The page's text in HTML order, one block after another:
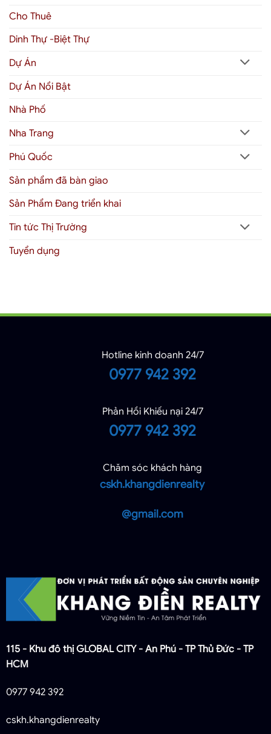
Cho Thuê
Dinh Thự -Biệt Thự
Dự Án
Dự Án Nổi Bật
Nhà Phố
Nha Trang
Phú Quốc
Sản phẩm đã bàn giao
Sản Phẩm Đang triển khai
Tin tức Thị Trường
Tuyển dụng
Hotline kinh doanh 24/7
0977 942 392
Phản Hồi Khiếu nại 24/7
0977 942 392
Chăm sóc khách hàng
cskh.khangdienrealty
@gmail.com
115 - Khu đô thị GLOBAL CITY - An Phú - TP Thủ Đức - TP
HCM
0977 942 392
cskh.khangdienrealty